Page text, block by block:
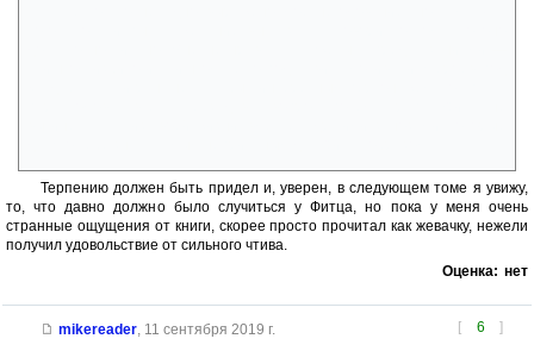
Терпению должен быть придел и, уверен, в следующем томе я увижу,
то, что давно должно было случиться у Фитца, но пока у меня очень
странные ощущения от книги, скорее просто прочитал как жевачку, нежели
получил удовольствие от сильного чтива.
Оценка: нет
[ 6 ]
mikereader, 11 сентября 2019 г.